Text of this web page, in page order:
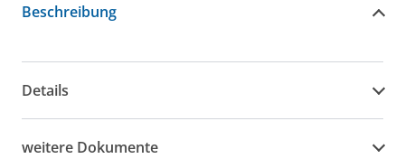
Beschreibung
Details
weitere Dokumente